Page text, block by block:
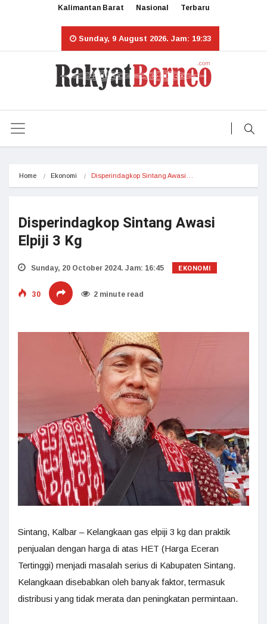
Kalimantan Barat Nasional Terbaru
Sunday, 9 August 2026. Jam: 19:33
Home Ekonomi Disperindagkop Sintang Awasi…
Disperindagkop Sintang Awasi
Elpiji 3 Kg
Sunday, 20 October 2024. Jam: 16:45 EKONOMI
30 2 minute read
Sintang, Kalbar – Kelangkaan gas elpiji 3 kg dan praktik
penjualan dengan harga di atas HET (Harga Eceran
Tertinggi) menjadi masalah serius di Kabupaten Sintang.
Kelangkaan disebabkan oleh banyak faktor, termasuk
distribusi yang tidak merata dan peningkatan permintaan.